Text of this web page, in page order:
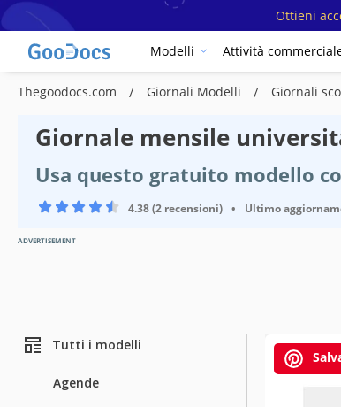
Ottieni
Modelli Attività
Thegoodocs.com Giornali Modelli Giornali
Giornale mensile
Usa questo gratuito modello
4.38 (2 recensioni) • Ultimo
ADVERTISEMENT
Tutti i modelli
Agende